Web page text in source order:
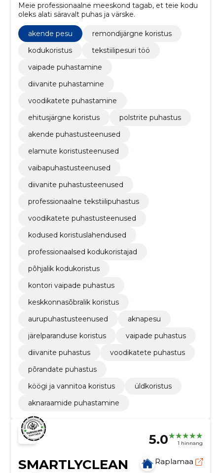
Meie professionaalne meeskond tagab, et teie kodu
oleks alati säravalt puhas ja värske.
akende pesu
remondijärgne koristus
kodukoristus
tekstiilipesuri töö
vaipade puhastamine
diivanite puhastamine
voodikatete puhastamine
ehitusjärgne koristus
polstrite puhastus
akende puhastusteenused
elamute koristusteenused
vaibapuhastusteenused
diivanite puhastusteenused
professionaalne tekstiilipuhastus
voodikatete puhastusteenused
kodused koristuslahendused
professionaalsed kodukoristajad
põhjalik kodukoristus
kontori vaipade puhastus
keskkonnasõbralik koristus
aurupuhastusteenused
aknapesu
järelparanduse koristus
vaipade puhastus
diivanite puhastus
voodikatete puhastus
põrandate puhastus
köögi ja vannitoa koristus
üldkoristus
aknaraamide puhastamine
5.0 1 hinnang
SMARTLYCLEAN
Raplamaa